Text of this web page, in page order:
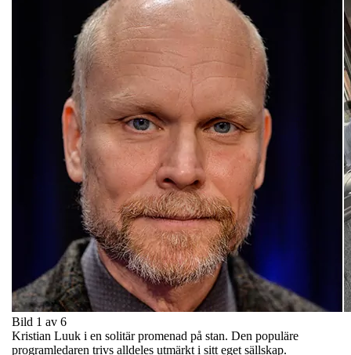
Bild 1 av 6
Kristian Luuk i en solitär promenad på stan. Den populäre
programledaren trivs alldeles utmärkt i sitt eget sällskap.